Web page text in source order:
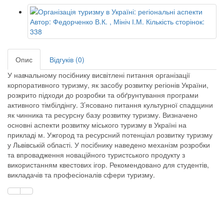
Опис
Відгуків (0)
У навчальному посібнику висвітлені питання організації
корпоративного туризму, як засобу розвитку регіонів України,
розкрито підходи до розробки та обґрунтування програми
активного тімбілдінгу. З’ясовано питання культурної спадщини
як чинника та ресурсну базу розвитку туризму. Визначено
основні аспекти розвитку міського туризму в Україні на
прикладі м. Ужгород та ресурсний потенціал розвитку туризму
у Львівській області. У посібнику наведено механізм розробки
та впровадження новаційного туристського продукту з
використанням квестових ігор. Рекомендовано для студентів,
викладачів та професіоналів сфери туризму.